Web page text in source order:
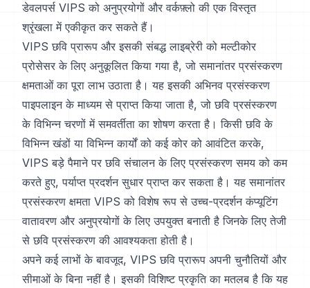
डेवलपर्स VIPS को अनुप्रयोगों और वर्कफ़्लो की एक विस्तृत
श्रृंखला में एकीकृत कर सकते हैं।
VIPS छवि प्रारूप और इसकी संबद्ध लाइब्रेरी को मल्टीकोर
प्रोसेसर के लिए अनुकूलित किया गया है, जो समानांतर प्रसंस्करण
क्षमताओं का पूरा लाभ उठाता है। यह इसकी अभिनव प्रसंस्करण
पाइपलाइन के माध्यम से प्राप्त किया जाता है, जो छवि प्रसंस्करण
के विभिन्न चरणों में समवर्तीता का शोषण करता है। किसी छवि के
विभिन्न खंडों या विभिन्न कार्यों को कई कोर को आवंटित करके,
VIPS बड़े पैमाने पर छवि संचालन के लिए प्रसंस्करण समय को कम
करते हुए, पर्याप्त प्रदर्शन सुधार प्राप्त कर सकता है। यह समानांतर
प्रसंस्करण क्षमता VIPS को विशेष रूप से उच्च-प्रदर्शन कंप्यूटिंग
वातावरण और अनुप्रयोगों के लिए उपयुक्त बनाती है जिनके लिए तेजी
से छवि प्रसंस्करण की आवश्यकता होती है।
अपने कई लाभों के बावजूद, VIPS छवि प्रारूप अपनी चुनौतियों और
सीमाओं के बिना नहीं है। इसकी विशिष्ट प्रकृति का मतलब है कि यह